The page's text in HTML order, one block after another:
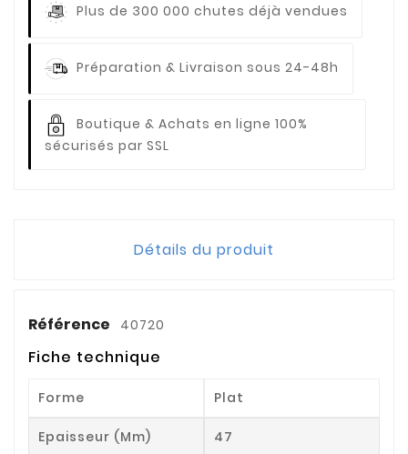
Plus de 300 000 chutes déjà vendues
Préparation & Livraison sous 24-48h
Boutique & Achats en ligne 100%
sécurisés par SSL
Détails du produit
Référence 40720
Fiche technique
Forme Plat
Epaisseur (mm) 47